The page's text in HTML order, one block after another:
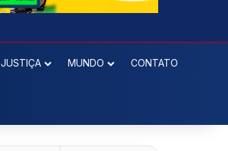
JUSTIÇA MUNDO CONTATO